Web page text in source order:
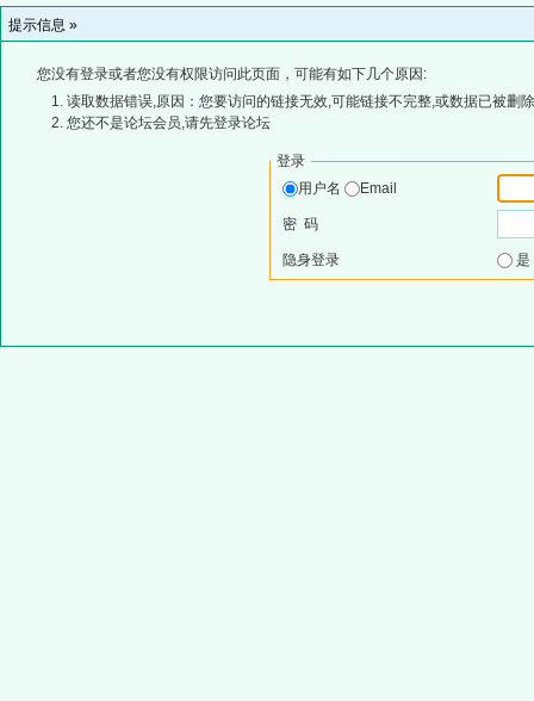
提示信息 »
您没有登录或者您没有权限访问此页面，可能有如下几个原因:
读取数据错误,原因：您要访问的链接无效,可能链接不完整,或数据已被删
您还不是论坛会员,请先登录论坛
登录
用户名
Email
密 码
隐身登录